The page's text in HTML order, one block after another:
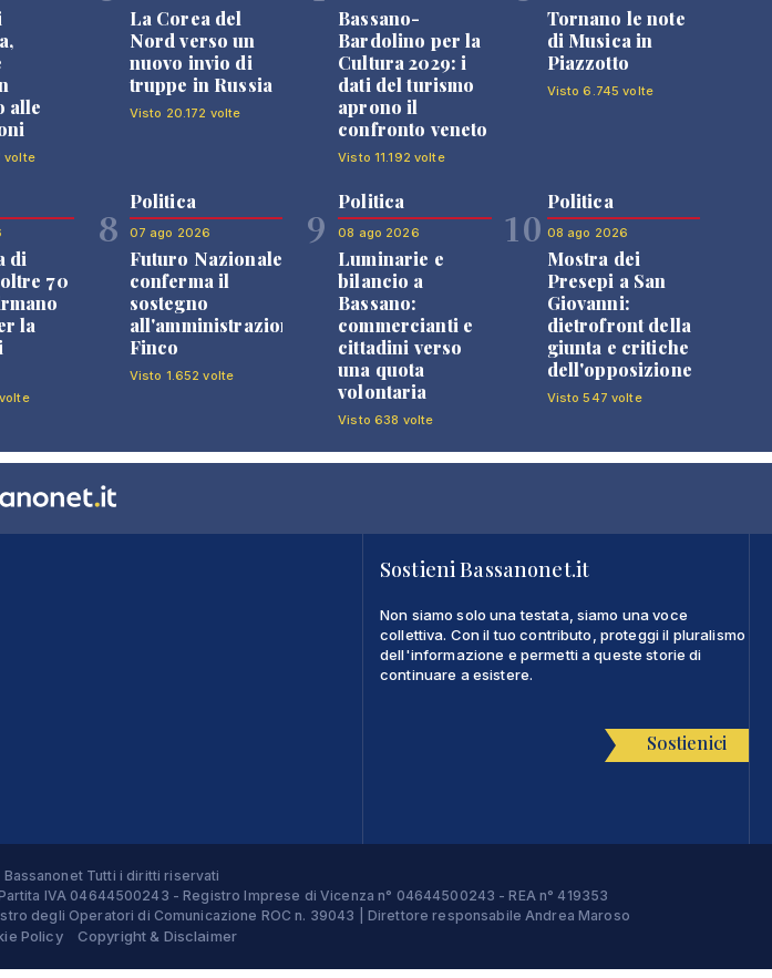
alle
volte
La Corea del
Nord verso un
nuovo invio di
truppe in Russia
Visto 20.172 volte
Bassano-
Bardolino per la
Cultura 2029: i
dati del turismo
aprono il
confronto veneto
Visto 11.192 volte
Tornano le note
di Musica in
Piazzotto
Visto 6.745 volte
di
70
la
8
Politica
07 ago 2026
Futuro Nazionale
conferma il
sostegno
all'amministrazione
Finco
Visto 1.652 volte
9
Politica
08 ago 2026
Luminarie e
bilancio a
Bassano:
commercianti e
cittadini verso
una quota
volontaria
Visto 638 volte
10
Politica
08 ago 2026
Mostra dei
Presepi a San
Giovanni:
dietrofront della
giunta e critiche
dell'opposizione
Visto 547 volte
Sostieni Bassanonet.it
Non siamo solo una testata, siamo una voce
collettiva. Con il tuo contributo, proteggi il pluralismo
dell'informazione e permetti a queste storie di
continuare a esistere.
Sostienici
Tutti i diritti riservati
IVA 04644500243 - Registro Imprese di Vicenza n° 04644500243 - REA n° 419353
degli Operatori di Comunicazione ROC n. 39043 | Direttore responsabile Andrea Maroso
Policy Copyright & Disclaimer